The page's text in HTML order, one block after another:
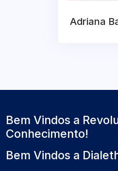
Adriana
Bem Vindos a
Conhecimento!
Bem Vindos a